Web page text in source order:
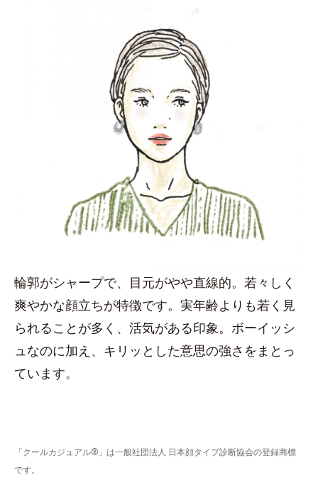
輪郭がシャープで、目元がやや直線的。若々しく
爽やかな顔立ちが特徴です。実年齢よりも若く見
られることが多く、活気がある印象。ボーイッシ
ュなのに加え、キリッとした意思の強さをまとっ
ています。
「クールカジュアル®」は一般社団法人 日本顔タイプ診断協会の登録商標
です。